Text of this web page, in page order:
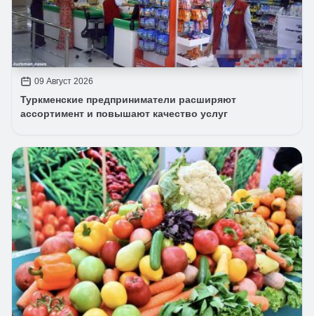
09 Август 2026
Туркменские предприниматели расширяют
ассортимент и повышают качество услуг